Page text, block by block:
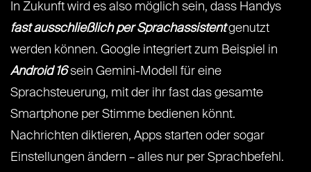
In Zukunft wird es also möglich sein, dass Handys
fast ausschließlich per Sprachassistentgenutzt
werden können. Google integriert zum Beispiel in
Android 16sein Gemini-Modell für eine
Sprachsteuerung, mit der ihr fast das gesamte
Smartphone per Stimme bedienen könnt.
Nachrichten diktieren, Apps starten oder sogar
Einstellungen ändern – alles nur per Sprachbefehl.